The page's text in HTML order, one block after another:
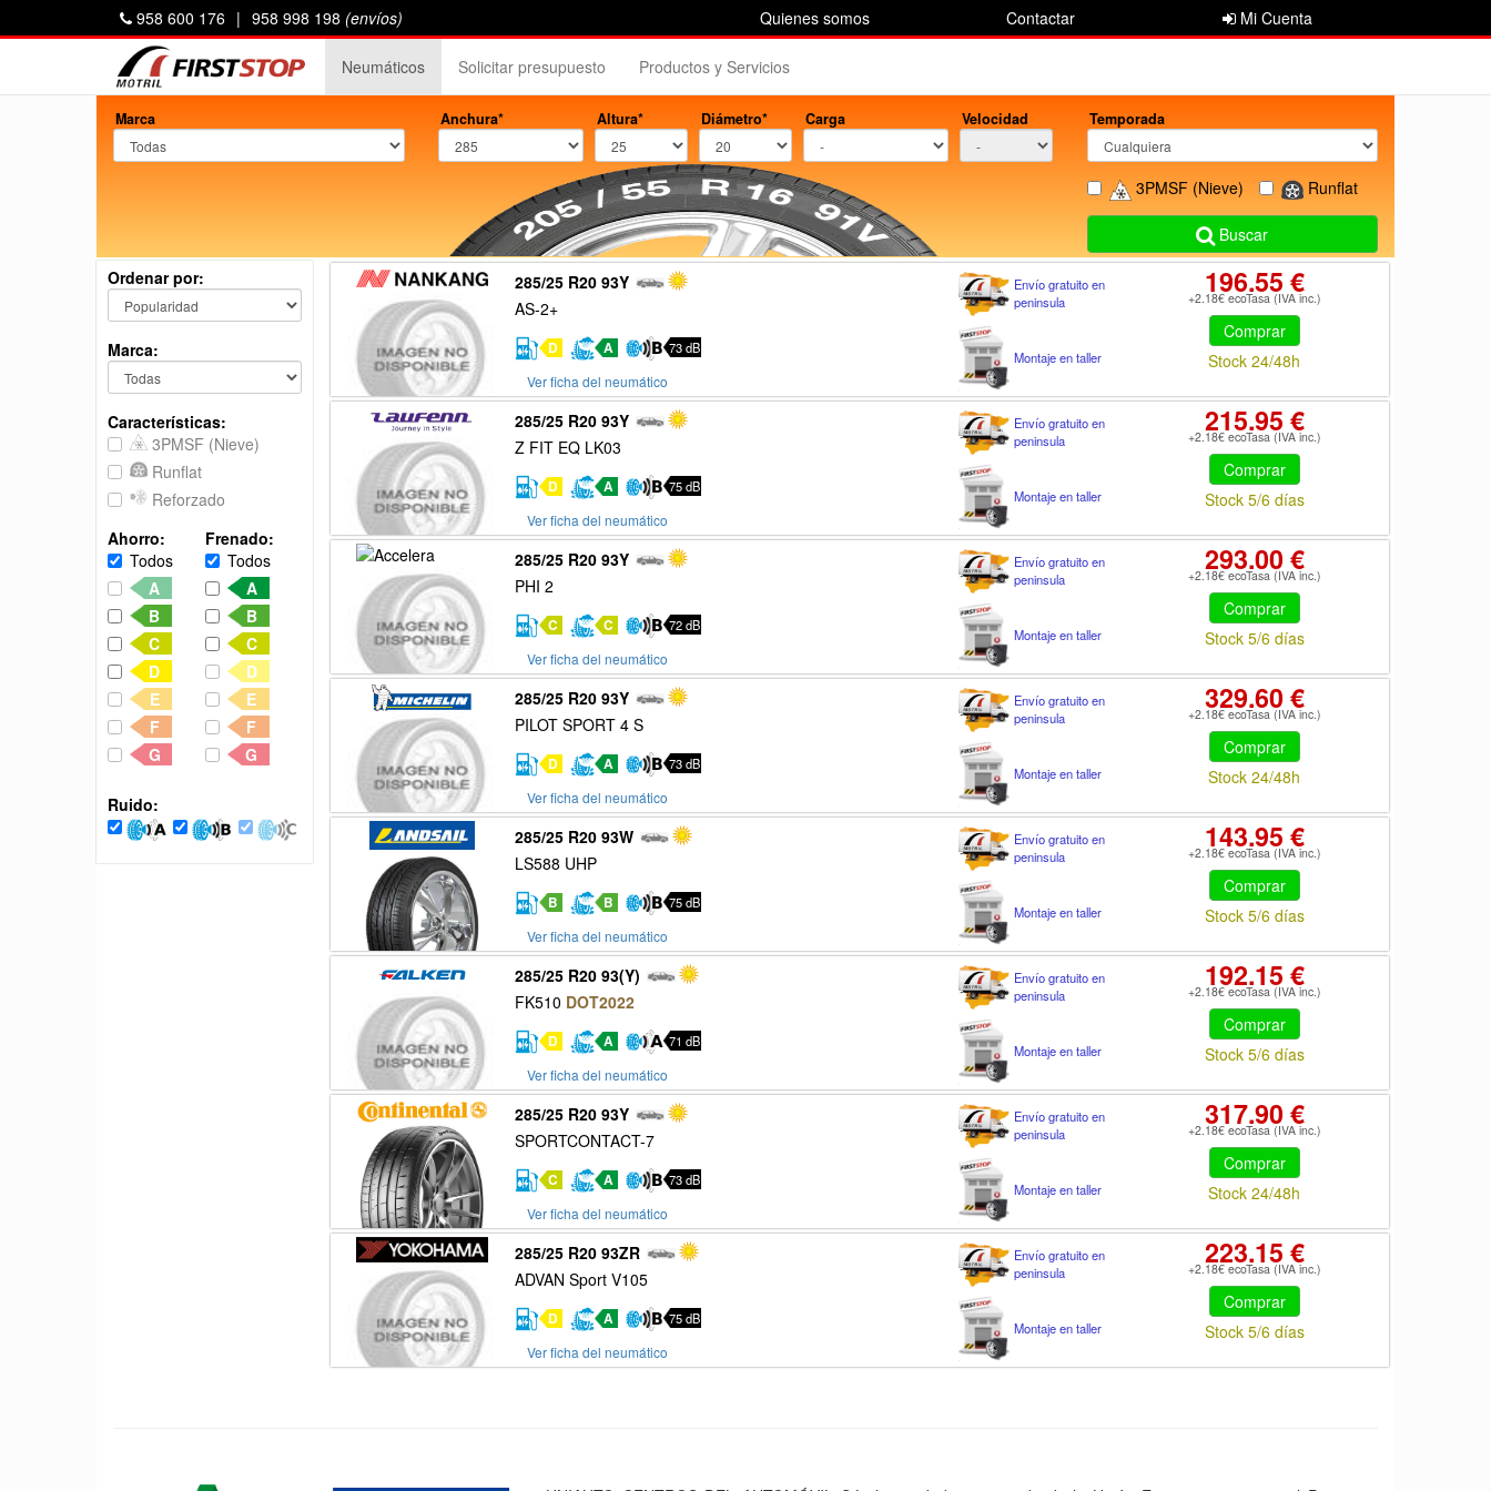
Quienes somos Contactar Mi Cuenta
958 600 176 | 958 998 198 (envíos)
Neumáticos Solicitar presupuesto Productos y Servicios
Marca Anchura* Altura* Diámetro* Carga Velocidad Temporada
3PMSF (Nieve) Runflat
Buscar
Ordenar por:
Marca:
Características:
3PMSF (Nieve)
Runflat
Reforzado
Ahorro:
Todos
A
B
C
D
E
F
G
Frenado:
Todos
A
B
C
D
E
F
G
Ruido:
285/25 R20 93Y
AS-2+
D A 73 dB
Ver ficha del neumático
Envío gratuito en
peninsula
Montaje en taller
196.55 €
+2.18€ ecoTasa (IVA inc.)
Comprar
Stock 24/48h
285/25 R20 93Y
Z FIT EQ LK03
D A 75 dB
Ver ficha del neumático
Envío gratuito en
peninsula
Montaje en taller
215.95 €
+2.18€ ecoTasa (IVA inc.)
Comprar
Stock 5/6 días
285/25 R20 93Y
PHI 2
C C 72 dB
Ver ficha del neumático
Envío gratuito en
peninsula
Montaje en taller
293.00 €
+2.18€ ecoTasa (IVA inc.)
Comprar
Stock 5/6 días
285/25 R20 93Y
PILOT SPORT 4 S
D A 73 dB
Ver ficha del neumático
Envío gratuito en
peninsula
Montaje en taller
329.60 €
+2.18€ ecoTasa (IVA inc.)
Comprar
Stock 24/48h
285/25 R20 93W
LS588 UHP
B B 75 dB
Ver ficha del neumático
Envío gratuito en
peninsula
Montaje en taller
143.95 €
+2.18€ ecoTasa (IVA inc.)
Comprar
Stock 5/6 días
285/25 R20 93(Y)
FK510 DOT2022
D A 71 dB
Ver ficha del neumático
Envío gratuito en
peninsula
Montaje en taller
192.15 €
+2.18€ ecoTasa (IVA inc.)
Comprar
Stock 5/6 días
285/25 R20 93Y
SPORTCONTACT-7
C A 73 dB
Ver ficha del neumático
Envío gratuito en
peninsula
Montaje en taller
317.90 €
+2.18€ ecoTasa (IVA inc.)
Comprar
Stock 24/48h
285/25 R20 93ZR
ADVAN Sport V105
D A 75 dB
Ver ficha del neumático
Envío gratuito en
peninsula
Montaje en taller
223.15 €
+2.18€ ecoTasa (IVA inc.)
Comprar
Stock 5/6 días